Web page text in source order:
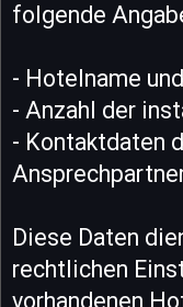
folgende
- Hotelname
- Anzahl der
- Kontaktdaten
Diese Daten
rechtlichen
vorhandenen